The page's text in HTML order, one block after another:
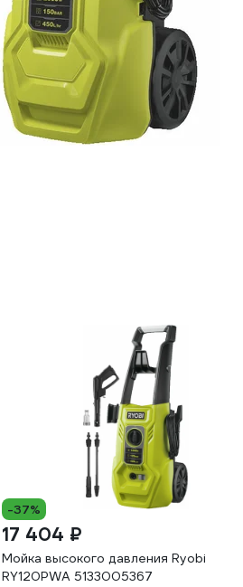
-37%
17 404 ₽
Мойка высокого давления Ryobi
RY120PWA 5133005367